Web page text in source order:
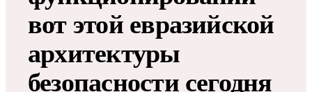
вот этой евразийской
архитектуры
безопасности сегодня